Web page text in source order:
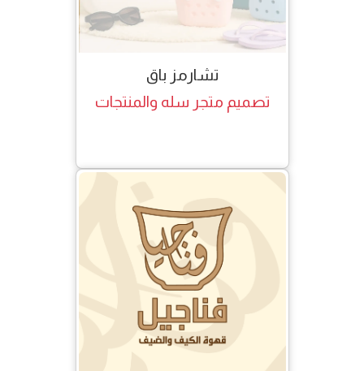
تشارمز باق
تصميم متجر سله والمنتجات